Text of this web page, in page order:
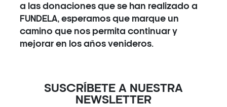
a las donaciones que se han realizado a
FUNDELA, esperamos que marque un
camino que nos permita continuar y
mejorar en los años venideros.
SUSCRÍBETE A NUESTRA
NEWSLETTER